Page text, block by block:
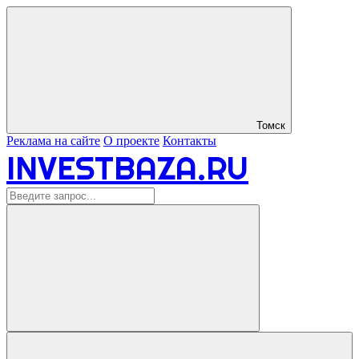
Томск
Реклама на сайте О проекте Контакты
INVESTBAZA.RU